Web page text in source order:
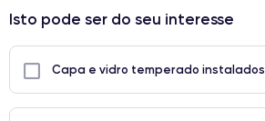
⭐ Premium
● Bateria: Adequada para uso intensivo.
Premium.
Isto pode ser do seu interesse
Capa e vidro temperado instalados